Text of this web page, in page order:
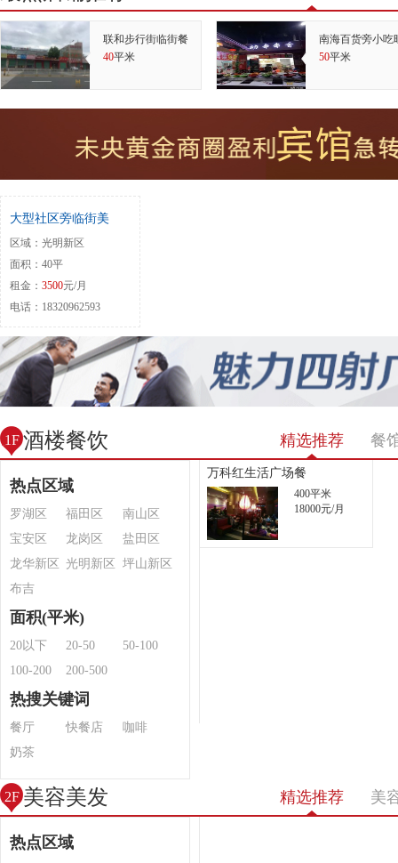
联和步行街临街餐
40平米
南海百货旁小吃
50平米
大型社区旁临街美
区域：光明新区
面积：40平
租金： 3500元/月
电话：18320962593
1F 酒楼餐饮 精选推荐 餐
热点区域
罗湖区 福田区
南山区
宝安区
龙岗区
盐田区
龙华新区
光明新区
坪山新区
布吉
面积(平米)
20以下 20-50
50-100
100-200
200-500
热搜关键词
餐厅 快餐店
咖啡
奶茶
万科红生活广场餐
400平米
18000元/月
2F 美容美发 精选推荐 美
热点区域